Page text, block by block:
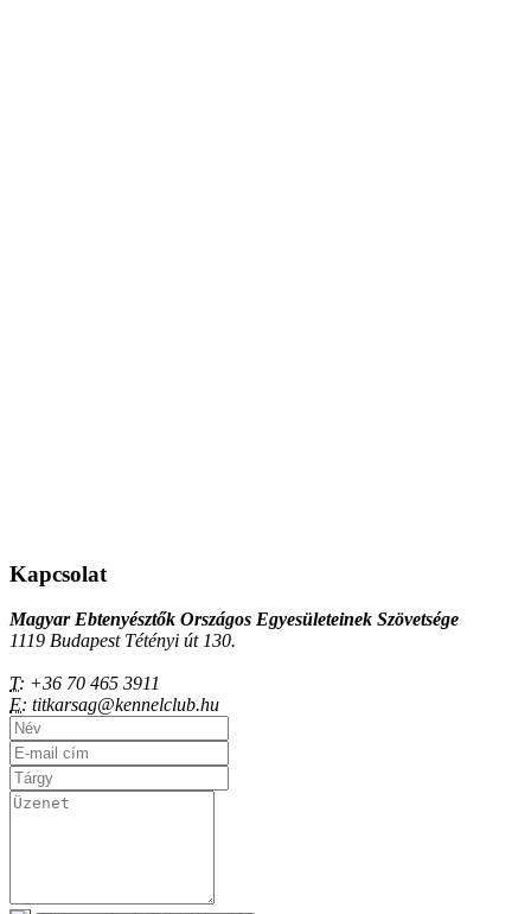
Kapcsolat
Magyar Ebtenyésztők Országos Egyesületeinek Szövetsége
1119 Budapest Tétényi út 130.
T: +36 70 465 3911
E: titkarsag@kennelclub.hu